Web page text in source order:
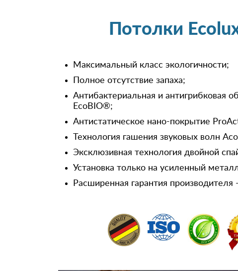
Потолки
Максимальный класс экологичности;
Полное отсутствие запаха;
Антибактериальная и антигрибковая
EcoBIO®;
Антистатическое нано-покрытие
Технология гашения звуковых волн
Эксклюзивная технология двойной
Установка только на усиленный
Расширенная гарантия производителя